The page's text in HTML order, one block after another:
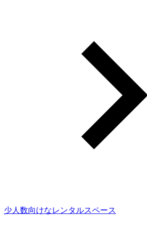
少人数向けなレンタルスペース